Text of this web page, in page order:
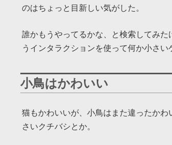
のはちょっと目新しい気がした。
誰かもうやってるかな、と検索してみ
うインタラクションを使って何か小さい
小鳥はかわいい
猫もかわいいが、小鳥はまた違ったか
さいクチバシとか。